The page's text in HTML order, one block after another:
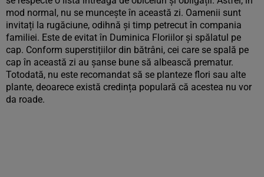
mod normal, nu se muncește în această zi. Oamenii sunt
invitați la rugăciune, odihnă și timp petrecut în compania
familiei. Este de evitat în Duminica Floriilor și spălatul pe
cap. Conform superstițiilor din bătrâni, cei care se spală pe
cap în această zi au șanse bune să albească prematur.
Totodată, nu este recomandat să se planteze flori sau alte
plante, deoarece există credința populară că acestea nu vor
da roade.